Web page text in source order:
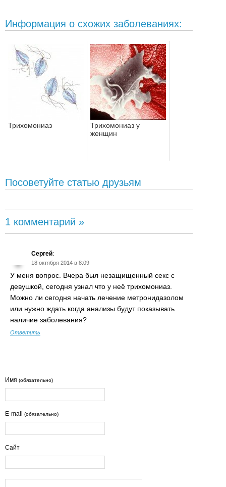
Информация о схожих заболеваниях:
Трихомониаз
Трихомониаз у
женщин
Посоветуйте статью друзьям
1 комментарий »
Сергей:
18 октября 2014 в 8:09
У меня вопрос. Вчера был незащищенный секс с
девушкой, сегодня узнал что у неё трихомониаз.
Можно ли сегодня начать лечение метронидазолом
или нужно ждать когда анализы будут показывать
наличие заболевания?
Ответить
Имя (обязательно)
E-mail (обязательно)
Сайт